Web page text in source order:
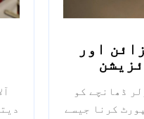
اور
ڈھانچے کو
کرنا جیسے